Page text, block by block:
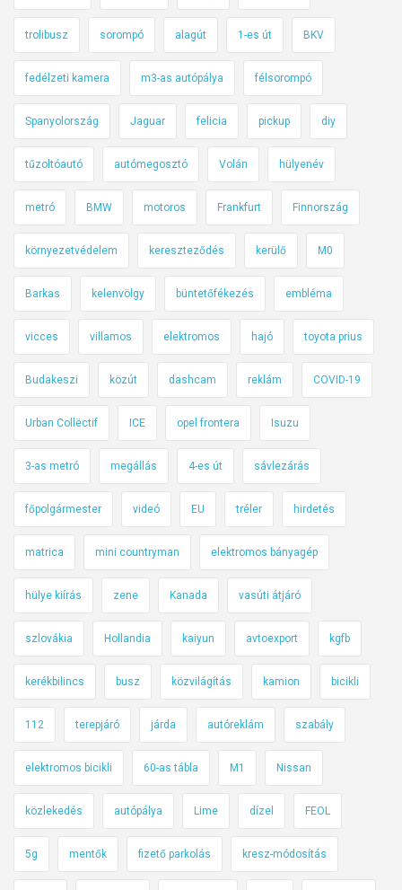
trolibusz sorompó alagút 1-es út BKV
fedélzeti kamera m3-as autópálya félsorompó
Spanyolország Jaguar felicia pickup diy
tűzoltóautó autómegosztó Volán hülyenév
metró BMW motoros Frankfurt Finnország
környezetvédelem kereszteződés kerülő M0
Barkas kelenvölgy büntetőfékezés embléma
vicces villamos elektromos hajó toyota prius
Budakeszi közút dashcam reklám COVID-19
Urban Collëctif ICE opel frontera Isuzu
3-as metró megállás 4-es út sávlezárás
főpolgármester videó EU tréler hirdetés
matrica mini countryman elektromos bányagép
hülye kiírás zene Kanada vasúti átjáró
szlovákia Hollandia kaiyun avtoexport kgfb
kerékbilincs busz közvilágítás kamion bicikli
112 terepjáró járda autóreklám szabály
elektromos bicikli 60-as tábla M1 Nissan
közlekedés autópálya Lime dízel FEOL
5g mentők fizető parkolás kresz-módosítás